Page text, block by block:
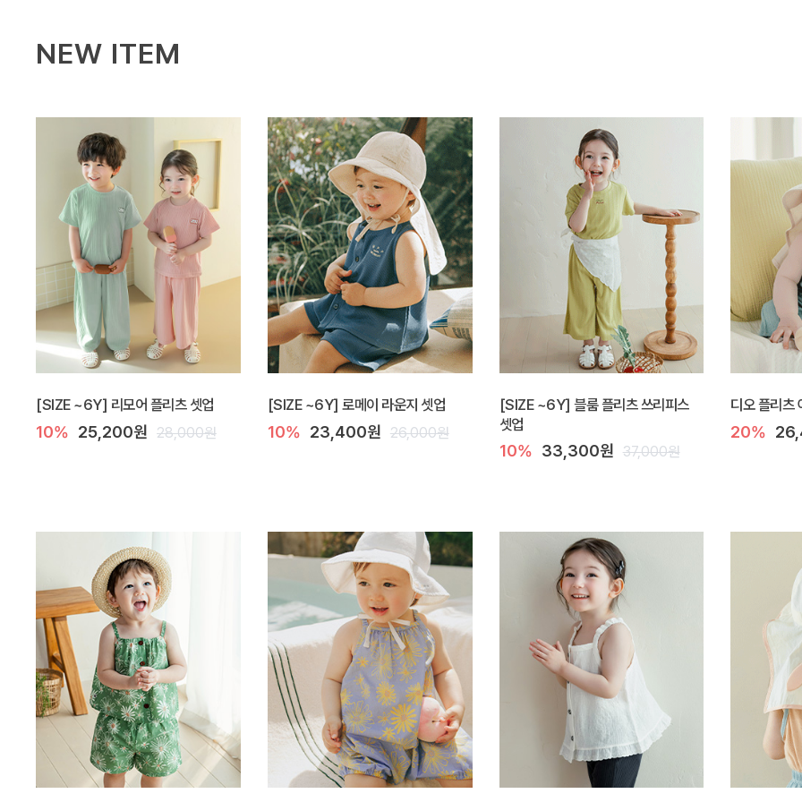
NEW ITEM
[SIZE ~6Y] 리모어 플리츠 셋업
10% 25,200원 28,000원
[SIZE ~6Y] 로메이 라운지 셋업
10% 23,400원 26,000원
[SIZE ~6Y] 블룸 플리츠 쓰리피스
셋업
10% 33,300원 37,000원
디오 플리츠
20%